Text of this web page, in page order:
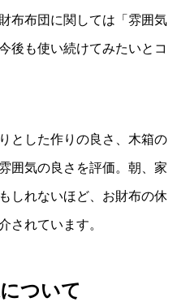
布布団に関しては「雰囲気
後も使い続けてみたいとコ
とした作りの良さ、木箱の
囲気の良さを評価。朝、家
しれないほど、お財布の休
されています。
ついて